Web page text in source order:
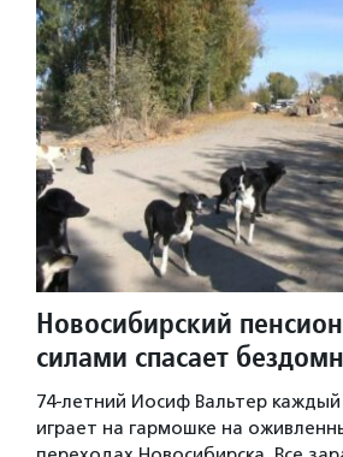
Новосибирский
силами спасает
74-летний Иосиф Вальтер
играет на гармошке на